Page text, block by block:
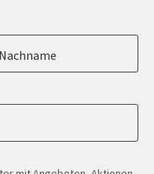
Nachname